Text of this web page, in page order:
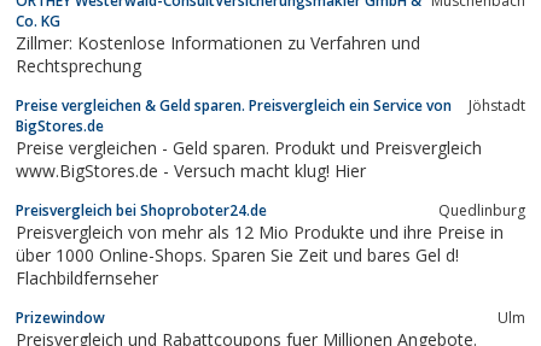
ein, die verschiedenen Anbieter und Tarife der unterschiedlichen
Bereiche mithilfe eines...
Co. KG
Zillmer: Kostenlose Informationen zu Verfahren und
Rechtsprechung
Preise vergleichen & Geld sparen. Preisvergleich ein Service von
BigStores.de
Jöhstadt
Preise vergleichen - Geld sparen. Produkt und Preisvergleich
www.BigStores.de - Versuch macht klug! Hier
Preisvergleich bei Shoproboter24.de Quedlinburg
Preisvergleich von mehr als 12 Mio Produkte und ihre Preise in
über 1000 Online-Shops. Sparen Sie Zeit und bares Gel d!
Flachbildfernseher
Prizewindow Ulm
Preisvergleich und Rabattcoupons fuer Millionen Angebote.